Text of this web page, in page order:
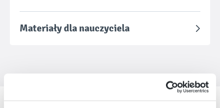
Materiały dla nauczyciela
Nasze marki